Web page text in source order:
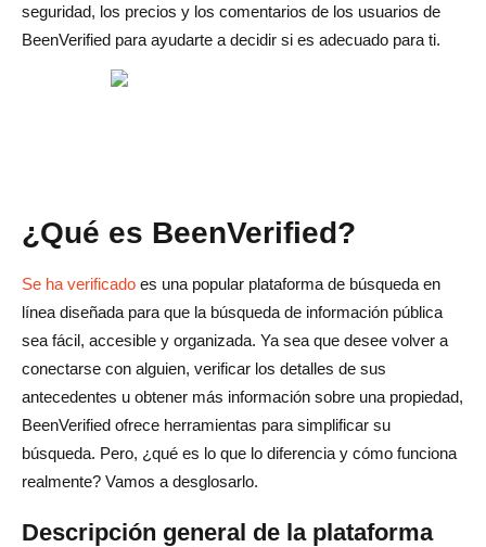
¿BeenVerified notifica a la persona?
¿Cómo me elimino de BeenVerified?
seguridad, los precios y los comentarios de los usuarios de
BeenVerified para ayudarte a decidir si es adecuado para ti.
¿Qué es BeenVerified?
Se ha verificado es una popular plataforma de búsqueda en
línea diseñada para que la búsqueda de información pública
sea fácil, accesible y organizada. Ya sea que desee volver a
conectarse con alguien, verificar los detalles de sus
antecedentes u obtener más información sobre una propiedad,
BeenVerified ofrece herramientas para simplificar su
búsqueda. Pero, ¿qué es lo que lo diferencia y cómo funciona
realmente? Vamos a desglosarlo.
Descripción general de la plataforma